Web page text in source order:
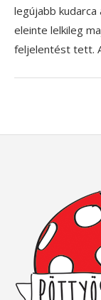
legújabb
eleinte lelkileg
feljelentést tett.